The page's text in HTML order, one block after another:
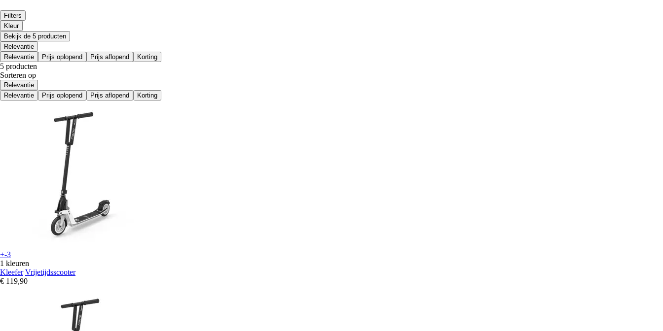
Filters
Kleur
Bekijk de 5 producten
Relevantie
Relevantie
Prijs oplopend Prijs aflopend Korting
5 producten
Sorteren op
Relevantie
Relevantie
Prijs oplopend Prijs aflopend Korting
+-3
1 kleuren
Kleefer Vrijetijdsscooter
€ 119,90